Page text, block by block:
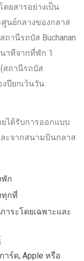
ดยสารอย่างเป็น
นย์กลางของกลาส
านีรถบัส Buchanan
าทีจากที่พัก 1
สถานีรถบัส
ปียกเว้นวัน
ได้รับการออกแบบ
ะจากสนามบินกลาส
พัก
ทุกที่
ระโดยเฉพาะและ
าร์ด, Apple หรือ